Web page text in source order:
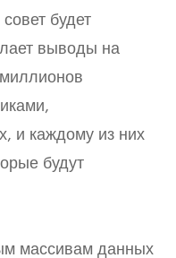
будет
выводы на
и каждому из них
будут
массивам данных